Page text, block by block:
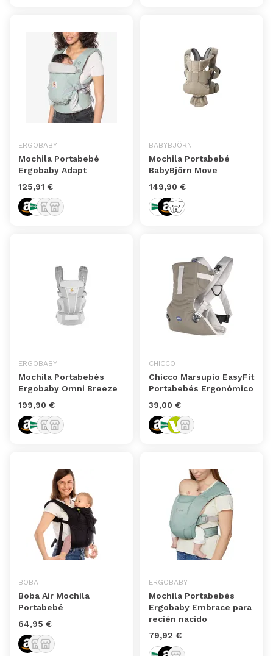
ERGOBABY
Mochila Portabebé
Ergobaby Adapt
125,91 €
BABYBJÖRN
Mochila Portabebé
BabyBjörn Move
149,90 €
ERGOBABY
Mochila Portabebés
Ergobaby Omni Breeze
199,90 €
CHICCO
Chicco Marsupio EasyFit
Portabebés Ergonómico
39,00 €
BOBA
Boba Air Mochila
Portabebé
64,95 €
ERGOBABY
Mochila Portabebés
Ergobaby Embrace para
recién nacido
79,92 €